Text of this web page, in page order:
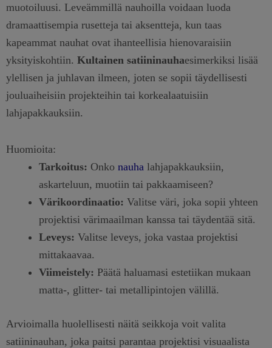
muotoiluusi. Leveämmillä nauhoilla voidaan luoda
dramaattisempia rusetteja tai aksentteja, kun taas
kapeammat nauhat ovat ihanteellisia hienovaraisiin
yksityiskohtiin. Kultainen satiininauhaesimerkiksi lisää
ylellisen ja juhlavan ilmeen, joten se sopii täydellisesti
jouluaiheisiin projekteihin tai korkealaatuisiin
lahjapakkauksiin.
Huomioita:
Tarkoitus: Onko nauha lahjapakkauksiin,
askarteluun, muotiin tai pakkaamiseen?
Värikoordinaatio: Valitse väri, joka sopii yhteen
projektisi värimaailman kanssa tai täydentää sitä.
Leveys: Valitse leveys, joka vastaa projektisi
mittakaavaa.
Viimeistely: Päätä haluamasi estetiikan mukaan
matta-, glitter- tai metallipintojen välillä.
Arvioimalla huolellisesti näitä seikkoja voit valita
satiininauhan, joka paitsi parantaa projektisi visuaalista